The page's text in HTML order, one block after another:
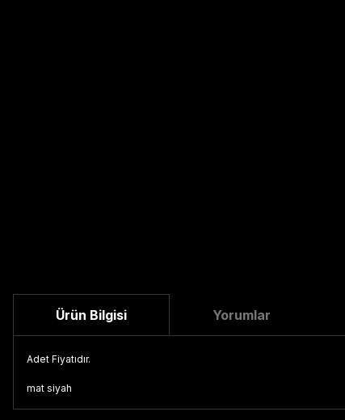
Ürün Bilgisi Yorumlar
Adet Fiyatıdır.
mat siyah